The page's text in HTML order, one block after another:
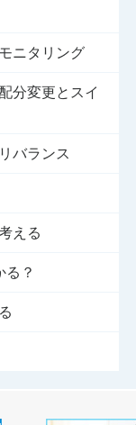
ニタリング
分変更とスイ
バランス
える
？